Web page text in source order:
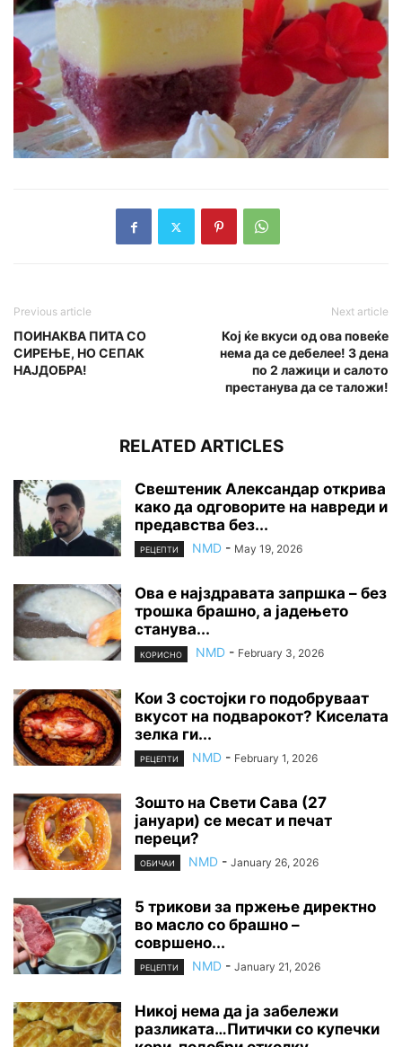
Previous article
ПОИНАКВА ПИТА СО
СИРЕЊЕ, НО СЕПАК
НАЈДОБРА!
Next article
Кој ќе вкуси од ова повеќе
нема да се дебелее! 3 дена
по 2 лажици и салото
престанува да се таложи!
RELATED ARTICLES
Свештеник Александар открива
како да одговорите на навреди и
предавства без...
РЕЦЕПТИ NMD - May 19, 2026
Ова е најздравата запршка – без
трошка брашно, а јадењето
станува...
КОРИСНО NMD - February 3, 2026
Кои 3 состојки го подобруваат
вкусот на подварокот? Киселата
зелка ги...
РЕЦЕПТИ NMD - February 1, 2026
Зошто на Свети Сава (27
јануари) се месат и печат
переци?
ОБИЧАИ NMD - January 26, 2026
5 трикови за пржење директно
во масло со брашно –
совршено...
РЕЦЕПТИ NMD - January 21, 2026
Никој нема да ја забележи
разликата…Питички со купечки